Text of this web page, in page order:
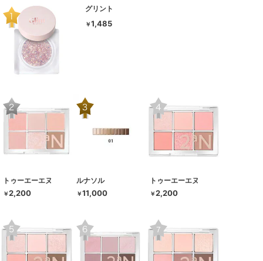
グリント
￥1,485
トゥーエーエヌ
￥2,200
ルナソル
￥11,000
トゥーエーエヌ
￥2,200